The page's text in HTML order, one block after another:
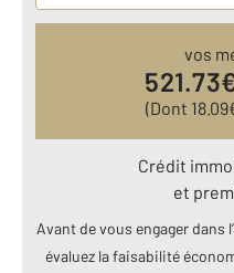
vos
521.73
(Dont 18.09
Crédit
et
Avant de vous engager dans
évaluez la faisabilité